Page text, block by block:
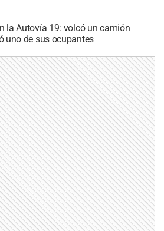
la Autovía 19: volcó un camión
uno de sus ocupantes